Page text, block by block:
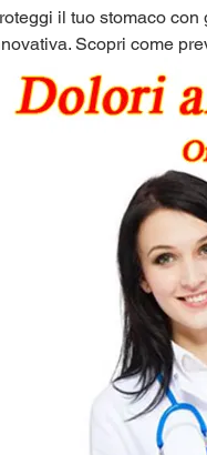
il tuo stomaco
Scopri come